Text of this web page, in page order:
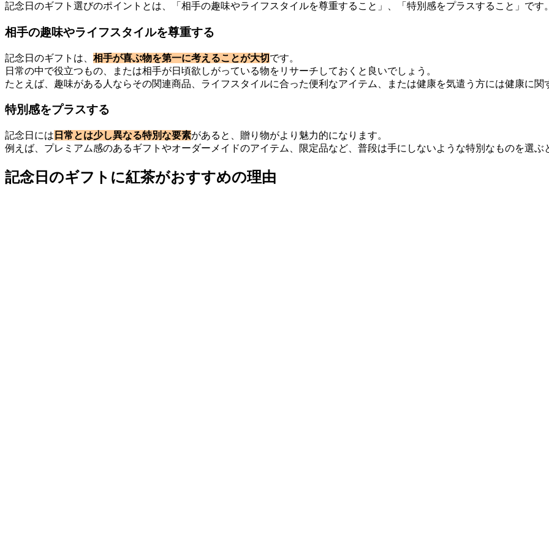
記念日のギフト選びのポイントとは、「相手の趣味やライフスタイルを尊重すること」、「特別感をプラスすること」です
相手の趣味やライフスタイルを尊重する
記念日のギフトは、 相手が喜ぶ物を第一に考えることが大切です。
日常の中で役立つもの、または相手が日頃欲しがっている物をリサーチしておくと良いでしょう。
たとえば、趣味がある人ならその関連商品、ライフスタイルに合った便利なアイテム、または健康を気遣う方には健康に関
特別感をプラスする
記念日には 日常とは少し異なる特別な要素があると、贈り物がより魅力的になります。
例えば、プレミアム感のあるギフトやオーダーメイドのアイテム、限定品など、普段は手にしないような特別なものを選
記念日のギフトに紅茶がおすすめの理由